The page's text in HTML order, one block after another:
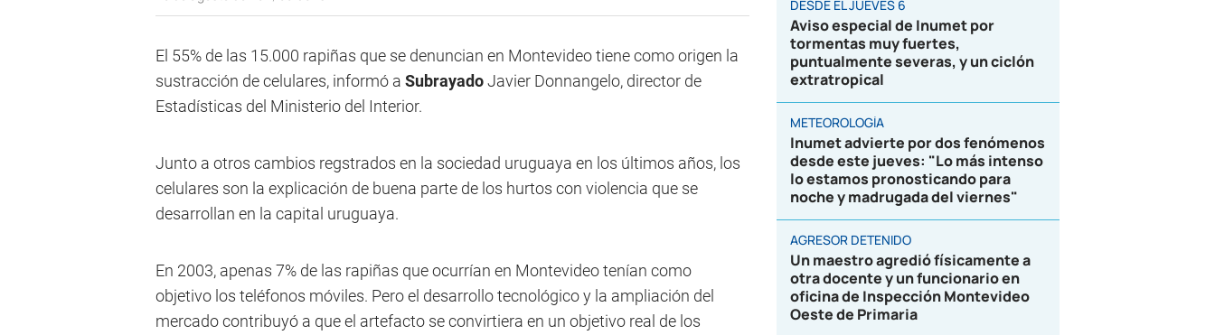
El 55% de las 15.000 rapiñas que se denuncian en Montevideo tiene como origen la
sustracción de celulares, informó a SubrayadoJavier Donnangelo, director de
Estadísticas del Ministerio del Interior.
Junto a otros cambios regstrados en la sociedad uruguaya en los últimos años, los
celulares son la explicación de buena parte de los hurtos con violencia que se
desarrollan en la capital uruguaya.
En 2003, apenas 7% de las rapiñas que ocurrían en Montevideo tenían como
objetivo los teléfonos móviles. Pero el desarrollo tecnológico y la ampliación del
mercado contribuyó a que el artefacto se convirtiera en un objetivo real de los
DESDE EL JUEVES 6
Aviso especial de Inumet por
tormentas muy fuertes,
puntualmente severas, y un ciclón
extratropical
METEOROLOGÍA
Inumet advierte por dos fenómenos
desde este jueves: "Lo más intenso
lo estamos pronosticando para
noche y madrugada del viernes"
AGRESOR DETENIDO
Un maestro agredió físicamente a
otra docente y un funcionario en
oficina de Inspección Montevideo
Oeste de Primaria